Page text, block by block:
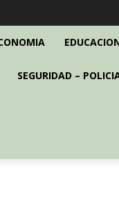
SEGURIDAD –